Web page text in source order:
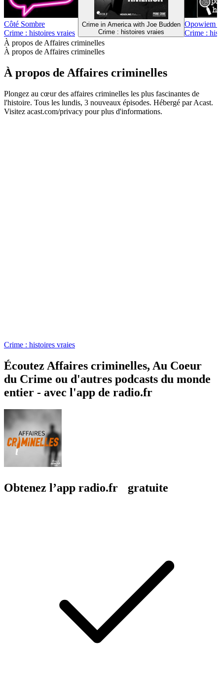
Côté Sombre
Crime : histoires vraies
Crime in America with Joe Budden
Crime : histoires vraies
Opowiem
Crime :
À propos de Affaires criminelles
À propos de Affaires criminelles
À propos de Affaires criminelles
Plongez au cœur des affaires criminelles les plus fascinantes de
l'histoire. Tous les lundis, 3 nouveaux épisodes. Hébergé par Acast.
Visitez acast.com/privacy pour plus d'informations.
Crime : histoires vraies
Écoutez Affaires criminelles, Au Coeur
du Crime ou d'autres podcasts du monde
entier - avec l'app de radio.fr
Obtenez l’app radio.fr gratuite